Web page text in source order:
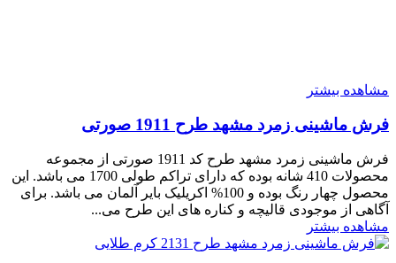
مشاهده بیشتر
فرش ماشینی زمرد مشهد طرح 1911 صورتی
فرش ماشینی زمرد مشهد طرح کد 1911 صورتی از مجموعه
محصولات 410 شانه بوده که دارای تراکم طولی 1700 می باشد. این
محصول چهار رنگ بوده و 100% اکریلیک بایر آلمان می باشد. برای
آگاهی از موجودی قالیچه و کناره های این طرح می...
مشاهده بیشتر